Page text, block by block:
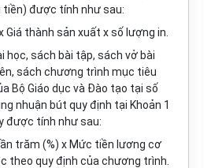
tiền) được tính như sau:
Giá thành sản xuất xsố ượng in.
học, sách bài tập, sách vở bài
sách chương trình mục tiêu
Bộ Giáo dục và Đào tạo tại số
nhuận bút quy định tại Khoản 1
được tính như sau:
trăm (%) x Mức tiền lương cơ
theo quy định của chương trình.